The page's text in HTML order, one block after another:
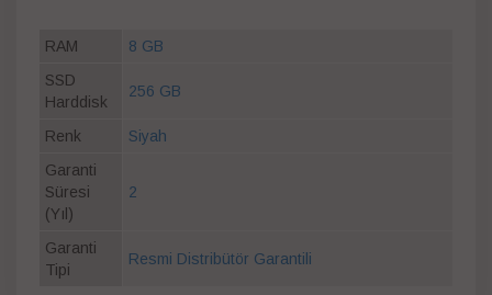
RAM
8 GB
SSD
Harddisk
256 GB
Renk
Siyah
Garanti
Süresi
(Yıl)
2
Garanti
Tipi
Resmi Distribütör Garantili